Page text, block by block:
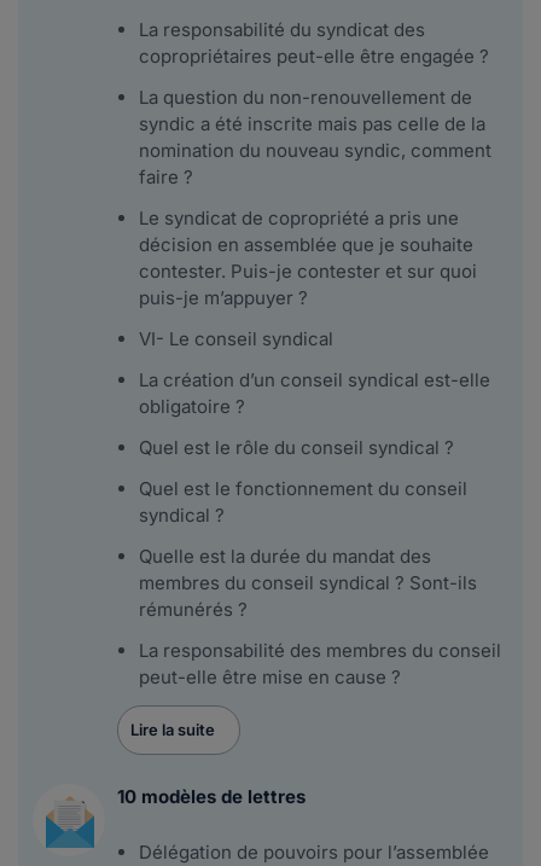
La responsabilité du syndicat des
copropriétaires peut-elle être engagée ?
La question du non-renouvellement de
syndic a été inscrite mais pas celle de la
nomination du nouveau syndic, comment
faire ?
Le syndicat de copropriété a pris une
décision en assemblée que je souhaite
contester. Puis-je contester et sur quoi
puis-je m’appuyer ?
VI- Le conseil syndical
La création d’un conseil syndical est-elle
obligatoire ?
Quel est le rôle du conseil syndical ?
Quel est le fonctionnement du conseil
syndical ?
Quelle est la durée du mandat des
membres du conseil syndical ? Sont-ils
rémunérés ?
La responsabilité des membres du conseil
peut-elle être mise en cause ?
Lire la suite
10 modèles de lettres
Délégation de pouvoirs pour l’assemblée